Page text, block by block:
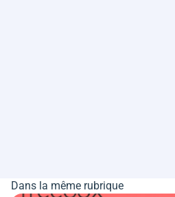
Dans la même rubrique